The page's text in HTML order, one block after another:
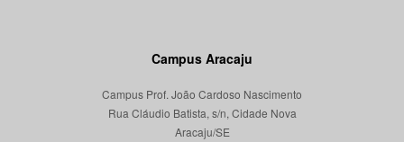
Campus Aracaju
Campus Prof. João Cardoso Nascimento
Rua Cláudio Batista, s/n, Cidade Nova
Aracaju/SE